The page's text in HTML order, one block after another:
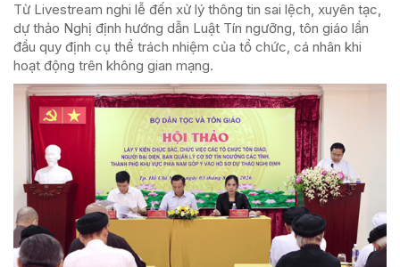
Từ Livestream nghi lễ đến xử lý thông tin sai lệch, xuyên tạc,
dự thảo Nghị định hướng dẫn Luật Tín ngưỡng, tôn giáo lần
đầu quy định cụ thể trách nhiệm của tổ chức, cá nhân khi
hoạt động trên không gian mạng.